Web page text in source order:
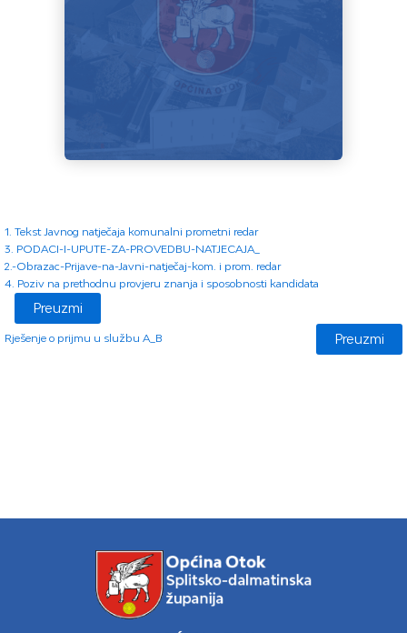
1. Tekst Javnog natječaja komunalni prometni redar
3. PODACI-I-UPUTE-ZA-PROVEDBU-NATJECAJA_
2.-Obrazac-Prijave-na-Javni-natječaj-kom. i prom. redar
4. Poziv na prethodnu provjeru znanja i sposobnosti kandidata
Preuzmi
Rješenje o prijmu u službu A_B Preuzmi